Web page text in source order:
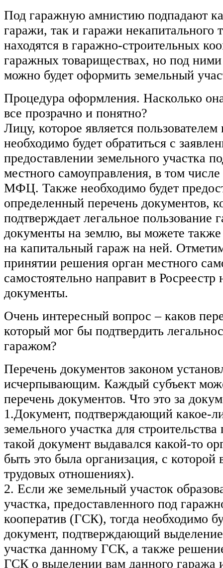
Под гаражную амнистию подпадают
гаражи, так и гаражи некапитального
находятся в гаражно-строительных
гаражных товариществах, но под ними
можно будет оформить земельный
Процедура оформления. Насколько
все прозрачно и понятно?
Лицу, которое является пользователем
необходимо будет обратиться с
предоставлении земельного участка
местного самоуправления, в том
МФЦ. Также необходимо будет
определенный перечень документов,
подтверждает легальное пользование
документы на землю, вы можете
на капитальный гараж на ней.
принятии решения орган местного
самостоятельно направит в Росреестр
документы.
Очень интересный вопрос – каков
который мог бы подтвердить
гаражом?
Перечень документов законом
исчерпывающим. Каждый субъект
перечень документов. Что это за
1.Документ, подтверждающий какое-
земельного участка для
такой документ выдавался какой-то
быть это была организация, с которой
трудовых отношениях).
2. Если же земельный участок
участка, предоставленного под
кооператив (ГСК), тогда необходимо
документ, подтверждающий
участка данному ГСК, а также
ГСК о выделении вам данного гаража